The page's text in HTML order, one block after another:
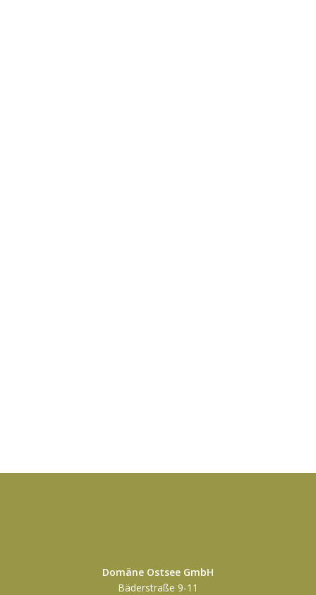
Domäne Ostsee GmbH
Bäderstraße 9-11